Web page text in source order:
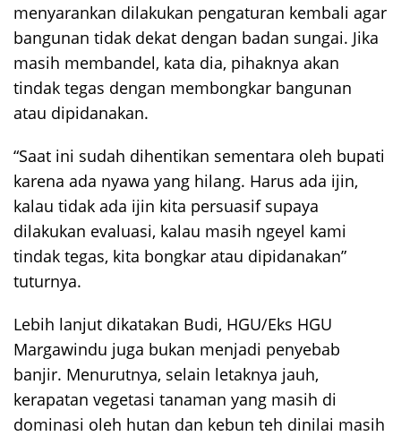
menyarankan dilakukan pengaturan kembali agar
bangunan tidak dekat dengan badan sungai. Jika
masih membandel, kata dia, pihaknya akan
tindak tegas dengan membongkar bangunan
atau dipidanakan.
“Saat ini sudah dihentikan sementara oleh bupati
karena ada nyawa yang hilang. Harus ada ijin,
kalau tidak ada ijin kita persuasif supaya
dilakukan evaluasi, kalau masih ngeyel kami
tindak tegas, kita bongkar atau dipidanakan”
tuturnya.
Lebih lanjut dikatakan Budi, HGU/Eks HGU
Margawindu juga bukan menjadi penyebab
banjir. Menurutnya, selain letaknya jauh,
kerapatan vegetasi tanaman yang masih di
dominasi oleh hutan dan kebun teh dinilai masih